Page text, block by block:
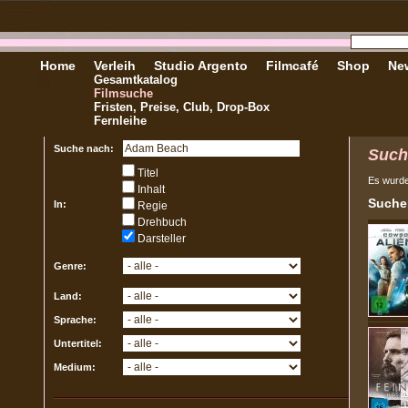
Home Verleih
Gesamtkatalog
Filmsuche
Fristen, Preise, Club, Drop-Box
Fernleihe
Studio Argento Filmcafé Shop
Suche nach:
In:
Titel
Inhalt
Regie
Drehbuch
Darsteller
Genre:
Land:
Sprache:
Untertitel:
Medium:
Es